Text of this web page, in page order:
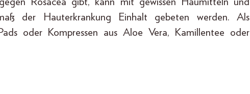
der Hauterkrankung Einhalt gebeten werden. Als
oder Kompressen aus Aloe Vera, Kamillentee oder